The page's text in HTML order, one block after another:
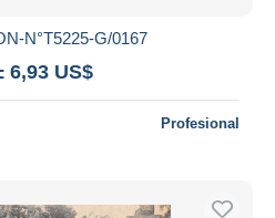
N°T5225-G/0167
6,93 US$
Profesional